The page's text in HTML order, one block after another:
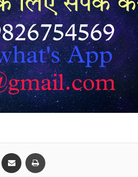
Twitter Share via Email